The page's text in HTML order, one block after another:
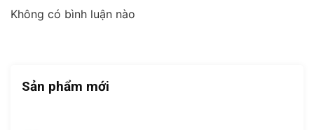
Không có bình luận nào
Sản phẩm mới